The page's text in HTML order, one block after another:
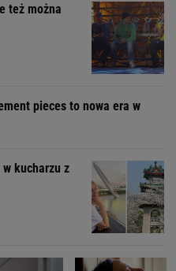
też można
pieces to nowa era w
w kucharzu z